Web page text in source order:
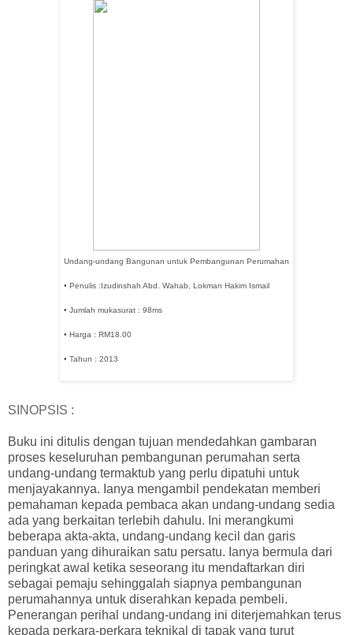
Undang-undang Bangunan untuk Pembangunan Perumahan
• Penulis :Izudinshah Abd. Wahab, Lokman Hakim Ismail
• Jumlah mukasurat : 98ms
• Harga : RM18.00
• Tahun : 2013
SINOPSIS :
Buku ini ditulis dengan tujuan mendedahkan gambaran
proses keseluruhan pembangunan perumahan serta
undang-undang termaktub yang perlu dipatuhi untuk
menjayakannya. Ianya mengambil pendekatan memberi
pemahaman kepada pembaca akan undang-undang sedia
ada yang berkaitan terlebih dahulu. Ini merangkumi
beberapa akta-akta, undang-undang kecil dan garis
panduan yang dihuraikan satu persatu. Ianya bermula dari
peringkat awal ketika seseorang itu mendaftarkan diri
sebagai pemaju sehinggalah siapnya pembangunan
perumahannya untuk diserahkan kepada pembeli.
Penerangan perihal undang-undang ini diterjemahkan terus
kepada perkara-perkara teknikal di tapak yang turut